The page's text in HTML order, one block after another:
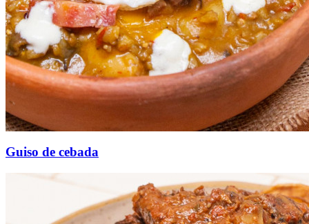
Guiso de cebada